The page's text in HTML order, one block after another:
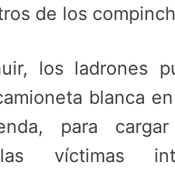
de los
los ladrones
blanca
para
víctimas